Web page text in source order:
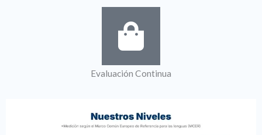
Evaluación Continua